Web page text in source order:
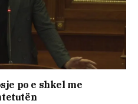
po e shkel me